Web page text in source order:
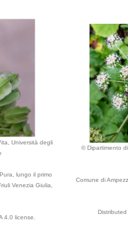
Università degli
lungo il primo
Venezia Giulia,
4.0 license.
© Dipartimento
Comune di